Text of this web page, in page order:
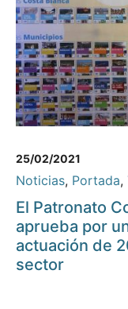
25/02/2021
Noticias, Portada,
El Patronato
aprueba por
actuación de
sector